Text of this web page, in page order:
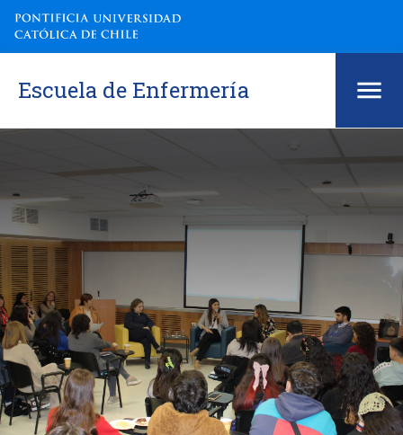
Escuela de Enfermería